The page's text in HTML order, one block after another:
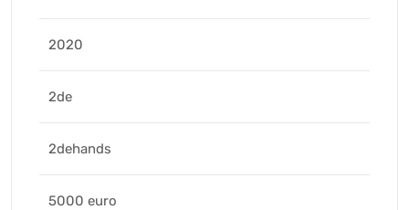
2020
2de
2dehands
5000 euro